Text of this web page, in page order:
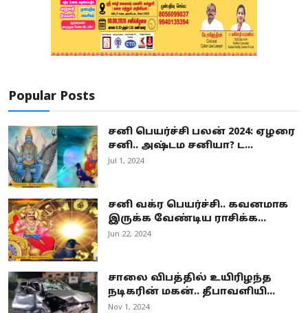
Popular Posts
சனி பெயர்ச்சி பலன் 2024: ஏழரை
சனி.. அஷ்டம சனியா? ட...
Jul 1, 2024
சனி வக்ர பெயர்ச்சி.. கவனமாக
இருக்க வேண்டிய ராசிக்க...
Jun 22, 2024
சாலை விபத்தில் உயிரிழந்த
நடிகரின் மகன்.. தீபாவளியி...
Nov 1, 2024